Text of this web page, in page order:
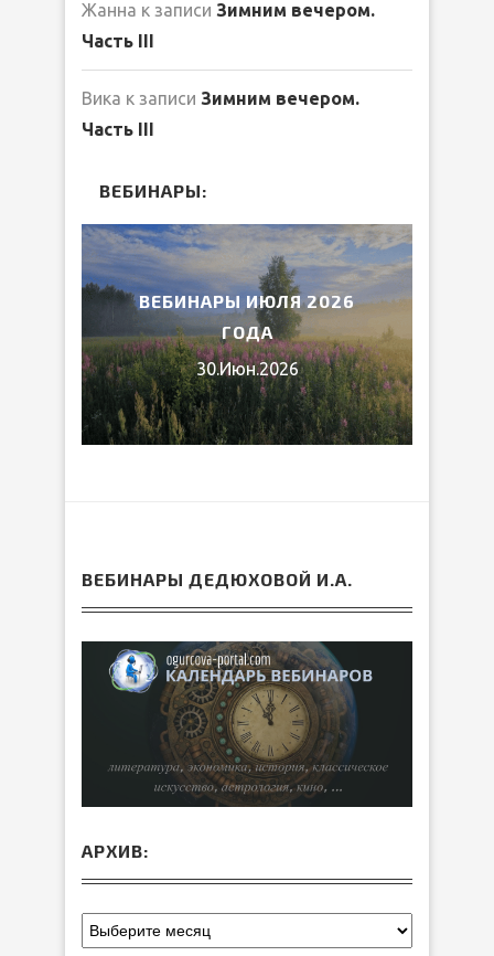
Жанна к записи Зимним вечером.
Часть III
Вика к записи Зимним вечером.
Часть III
ВЕБИНАРЫ:
ВЕБИНАРЫ ИЮЛЯ 2026
ГОДА
30.Июн.2026
ВЕБИНАРЫ ДЕДЮХОВОЙ И.А.
АРХИВ: